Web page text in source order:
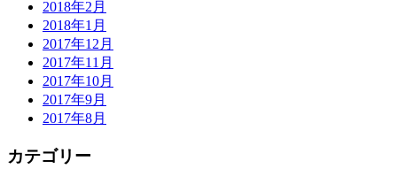
2018年2月
2018年1月
2017年12月
2017年11月
2017年10月
2017年9月
2017年8月
カテゴリー